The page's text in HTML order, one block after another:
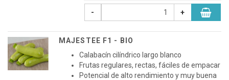
- +
MAJESTEE F1 - BIO
Calabacín cilíndrico largo blanco
Frutas regulares, rectas, fáciles de empacar
Potencial de alto rendimiento y muy buena